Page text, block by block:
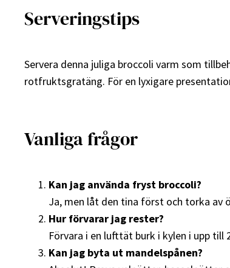
Serveringstips
Servera denna juliga broccoli varm som
rotfruktsgratäng. För en lyxigare
Vanliga frågor
Kan jag använda fryst broccoli?
Ja, men låt den tina först och torka av
Hur förvarar jag rester?
Förvara i en lufttät burk i kylen i upp till
Kan jag byta ut mandelspånen?